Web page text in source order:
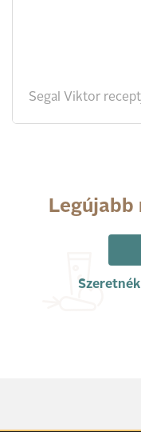
Segal Viktor
Legújabb